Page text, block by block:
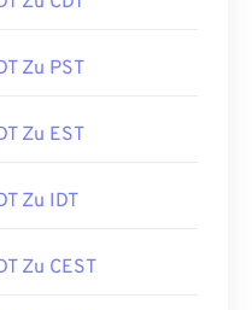
Zu PST
Zu EST
Zu IDT
Zu CEST